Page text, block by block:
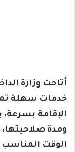
أتاحت وزارة
خدمات سهلة
الإقامة بسرعة،
ومدة
الوقت المناسب